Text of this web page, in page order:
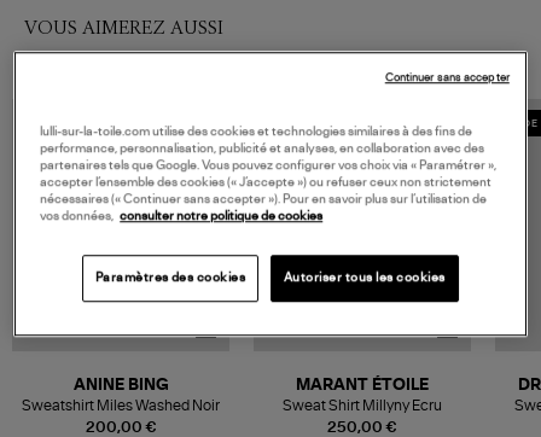
VOUS AIMEREZ AUSSI
200,00 €
ANINE BING
Sweatshirt Miles Washed Noir
MADE IN EUROPE
250,00 €
MARANT ÉTOILE
Sweat Shirt Millyny Ecru
lulli-sur-la-toile.com utilise des cookies et technologies similaires à des fins de
performance, personnalisation, publicité et analyses, en collaboration avec des
partenaires tels que Google. Vous pouvez configurer vos choix via « Paramétrer »,
accepter l’ensemble des cookies (« J’accepte ») ou refuser ceux non strictement
nécessaires (« Continuer sans accepter »). Pour en savoir plus sur l’utilisation de
vos données, consulter notre politique de cookies
Paramètres des cookies Autoriser tous les cookies
Continuer sans accepter